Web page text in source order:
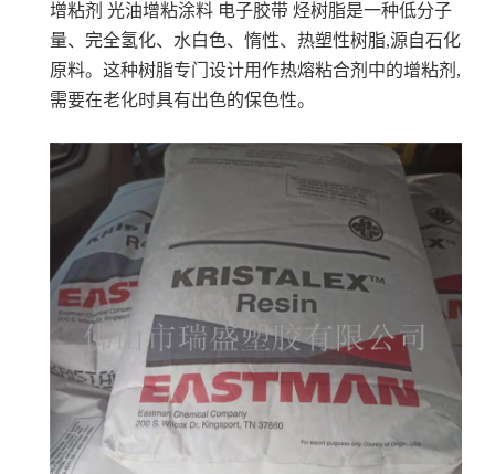
增粘剂 光油增粘涂料 电子胶带 烃树脂是一种低分子
量、完全氢化、水白色、惰性、热塑性树脂,源自石化
原料。这种树脂专门设计用作热熔粘合剂中的增粘剂,
需要在老化时具有出色的保色性。